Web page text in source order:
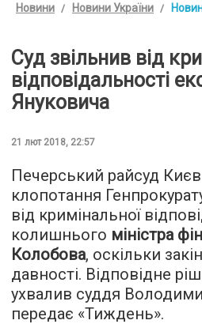
Новини Новини України
Суд звільнив від
відповідальності
Януковича
21 лют 2018, 22:57
Печерський райсуд
клопотання
від кримінальної
колишнього міністра
Колобова, оскільки
давності. Відповідне
ухвалив суддя
передає «Тиждень».